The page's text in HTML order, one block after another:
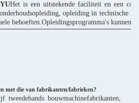
Het is een uitstekende faciliteit en een
opleiding in technische
behoeften.Opleidingsprogramma's kunnen
met die van fabrikanten/fabrieken?
bouwmachinefabrikanten,